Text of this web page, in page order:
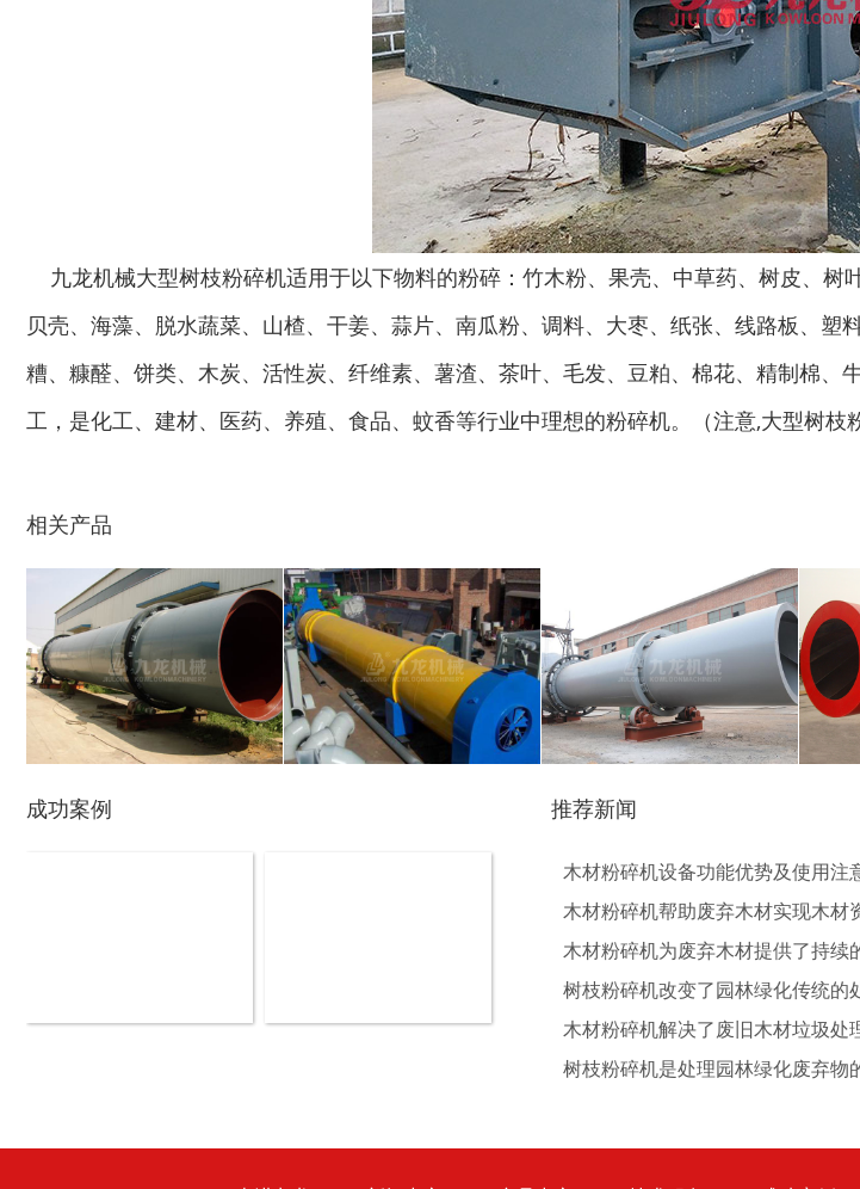
九龙机械大型树枝粉碎机适用于以下物料的粉碎：竹木粉、果壳、中草药、树皮、树
贝壳、海藻、脱水蔬菜、山楂、干姜、蒜片、南瓜粉、调料、大枣、纸张、线路板、
糟、糠醛、饼类、木炭、活性炭、纤维素、薯渣、茶叶、毛发、豆粕、棉花、精制棉
工，是化工、建材、医药、养殖、食品、蚊香等行业中理想的粉碎机。（注意,大型树枝
相关产品
废旧汽车破碎机 摩托车破碎机
秸秆青贮粉碎机 油漆桶破碎机 彩钢瓦破碎机
玉米芯烘干机 牧草烘干机 猪粪烘干机
生物质秸秆破碎机...
圆盘破碎机
成功案例 推荐新闻
木材粉碎机设备功能优势及使用注
木材粉碎机帮助废弃木材实现木材
木材粉碎机为废弃木材提供了持续
树枝粉碎机改变了园林绿化传统的
木材粉碎机解决了废旧木材垃圾处
树枝粉碎机是处理园林绿化废弃物